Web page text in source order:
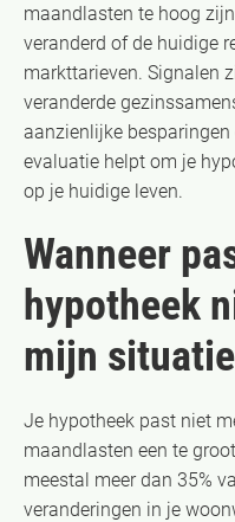
maandlasten te hoog
veranderd of de huidige
markttarieven. Signalen
veranderde
aanzienlijke
evaluatie helpt om je
op je huidige leven.
Wanneer
hypotheek
mijn
Je hypotheek past niet
maandlasten een te
meestal meer dan 35%
veranderingen in je